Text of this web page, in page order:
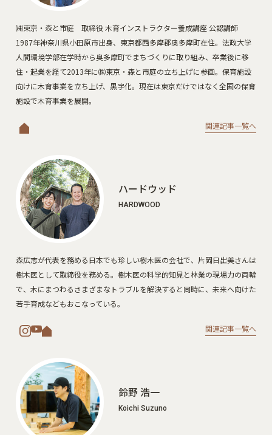
㈱東京・森と市庭 取締役 木育インストラクター養成講座 公認講師
1987年神奈川県小田原市出身、東京都西多摩郡奥多摩町在住。法政大学
人間環境学部在学時から奥多摩町でまちづくりに取り組み、卒業後に移
住・起業を経て2013年に㈱東京・森と市庭の立ち上げに参画。保育施設
向けに木育事業を立ち上げ、黒字化。現在は東京だけではなく全国の保育
施設で木育事業を展開。
関連記事一覧へ
ハードウッド
HARDWOOD
森広志が代表を務める日本でも珍しい樹木医の会社で、片岡日出美さんは
樹木医として取締役を務める。樹木医の科学的知見と林業の現場力の両輪
で、木にまつわるさまざまなトラブルを解決すると同時に、未来へ向けた
若手育成などもおこなっている。
関連記事一覧へ
鈴野 浩一
Koichi Suzuno